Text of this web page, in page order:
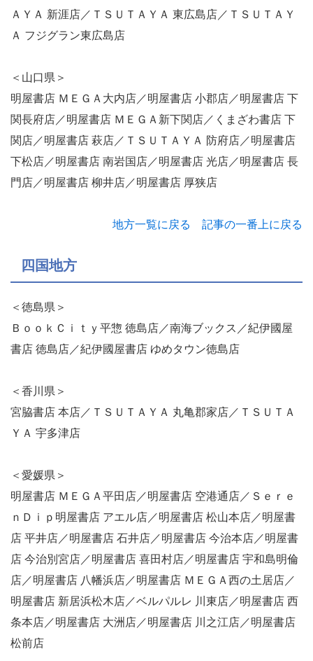
ＡＹＡ 新涯店／ＴＳＵＴＡＹＡ 東広島店／ＴＳＵＴＡＹ
Ａ フジグラン東広島店
＜山口県＞
明屋書店 ＭＥＧＡ大内店／明屋書店 小郡店／明屋書店 下
関長府店／明屋書店 ＭＥＧＡ新下関店／くまざわ書店 下
関店／明屋書店 萩店／ＴＳＵＴＡＹＡ 防府店／明屋書店
下松店／明屋書店 南岩国店／明屋書店 光店／明屋書店 長
門店／明屋書店 柳井店／明屋書店 厚狭店
地方一覧に戻る 記事の一番上に戻る
四国地方
＜徳島県＞
ＢｏｏｋＣｉｔｙ平惣 徳島店／南海ブックス／紀伊國屋
書店 徳島店／紀伊國屋書店 ゆめタウン徳島店
＜香川県＞
宮脇書店 本店／ＴＳＵＴＡＹＡ 丸亀郡家店／ＴＳＵＴＡ
ＹＡ 宇多津店
＜愛媛県＞
明屋書店 ＭＥＧＡ平田店／明屋書店 空港通店／Ｓｅｒｅ
ｎＤｉｐ明屋書店 アエル店／明屋書店 松山本店／明屋書
店 平井店／明屋書店 石井店／明屋書店 今治本店／明屋書
店 今治別宮店／明屋書店 喜田村店／明屋書店 宇和島明倫
店／明屋書店 八幡浜店／明屋書店 ＭＥＧＡ西の土居店／
明屋書店 新居浜松木店／ベルパルレ 川東店／明屋書店 西
条本店／明屋書店 大洲店／明屋書店 川之江店／明屋書店
松前店